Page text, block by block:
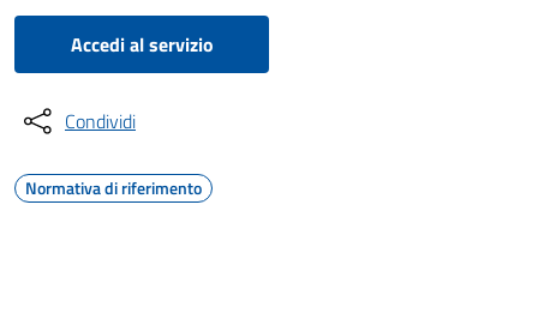
Accedi al servizio
Condividi
Normativa di riferimento